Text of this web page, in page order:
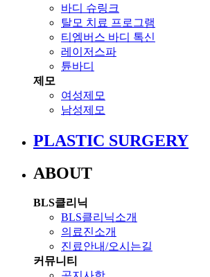
바디 슈링크
탈모 치료 프로그램
티엠버스 바디 톡신
레이저스파
튠바디
제모
여성제모
남성제모
PLASTIC SURGERY
ABOUT
BLS클리닉
BLS클리닉소개
의료진소개
진료안내/오시는길
커뮤니티